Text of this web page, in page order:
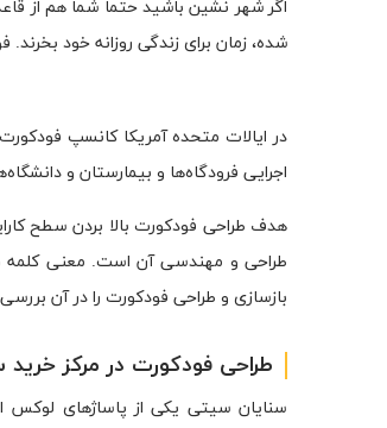
اگر شهر نشین باشید حتما شما هم از
شده، زمان برای زندگی روزانه خود
اجرایی فرودگاه‌ها و بیمارستان و
هدف طراحی فودکورت بالا بردن سطح
طراحی و مهندسی آن است. معنی کلمه
بازسازی و طراحی فودکورت را در آن
طراحی فودکورت در مرکز خرید